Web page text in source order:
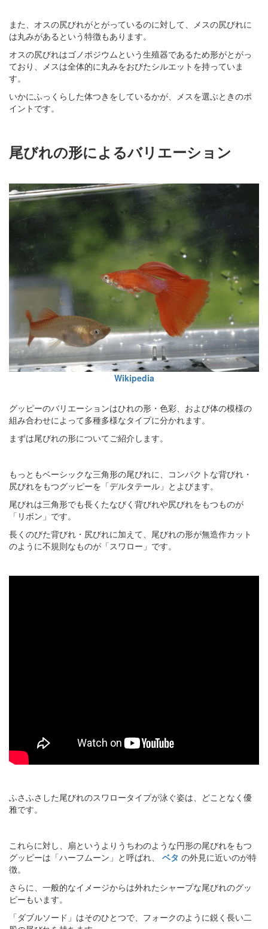
また、オスの尻びれがとがっているのに対して、メスの尻びれに
は丸みがあるという特徴もあります。
オスの尻びれはゴノポジウムという生殖器であるため形がとがっ
ており、メスは全体的に丸みをおびたシルエットを持っていま
す。
いかにふっくらした体つきをしているかが、メスを選ぶときのポ
イントです。
尾びれの形によるバリエーション
Wikipedia
グッピーのバリエーションはひれの形・色彩、および体の模様の
組み合わせによって多種多様なタイプに分かれます。
まずは尾びれの形についてご紹介します。
もっともベーシックな三角形の尾びれに、コンパクトな背びれ・
尻びれをもつグッピーを「デルタテール」とよびます。
尾びれは三角形でも長くたなびく背びれや尻びれをもつものが
「リボン」です。
長くのびた背びれ・尻びれに加えて、尾びれの形が無造作カット
のように不規則なものが「スワロー」です。
ふさふさした尾びれのスワロータイプが泳ぐ姿は、どことなく優
雅です。
これらに対し、扇というよりうちわのような円形の尾びれをもつ
グッピーは「ハーフムーン」と呼ばれ、 ベタ の外見に近いのが特
徴。
さらに、一般的なイメージからは外れたシャープな尾びれのグッ
ピーもいます。
「ダブルソード」はそのひとつで、フォークのように鋭く長い二